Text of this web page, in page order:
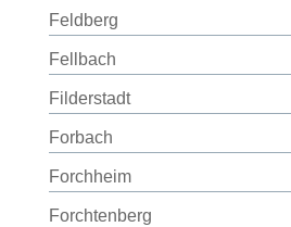
Feldberg
Fellbach
Filderstadt
Forbach
Forchheim
Forchtenberg